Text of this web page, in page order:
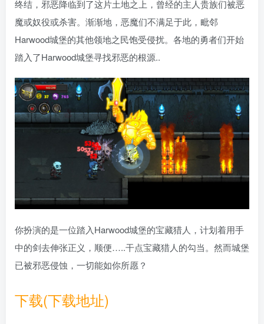
终结，邪恶降临到了这片土地之上，曾经的主人贵族们被恶
魔或奴役或杀害。渐渐地，恶魔们不满足于此，毗邻
Harwood城堡的其他领地之民饱受侵扰。各地的勇者们开始
踏入了Harwood城堡寻找邪恶的根源..
你扮演的是一位踏入Harwood城堡的宝藏猎人，计划着用手
中的剑去伸张正义，顺便…..干点宝藏猎人的勾当。然而城堡
已被邪恶侵蚀，一切能如你所愿？
下载(下载地址)